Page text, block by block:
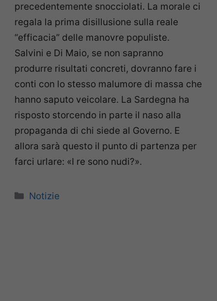
precedentemente snocciolati. La morale ci
regala la prima disillusione sulla reale
“efficacia” delle manovre populiste.
Salvini e Di Maio, se non sapranno
produrre risultati concreti, dovranno fare i
conti con lo stesso malumore di massa che
hanno saputo veicolare. La Sardegna ha
risposto storcendo in parte il naso alla
propaganda di chi siede al Governo. E
allora sarà questo il punto di partenza per
farci urlare: «I re sono nudi?».
Categorie
Notizie